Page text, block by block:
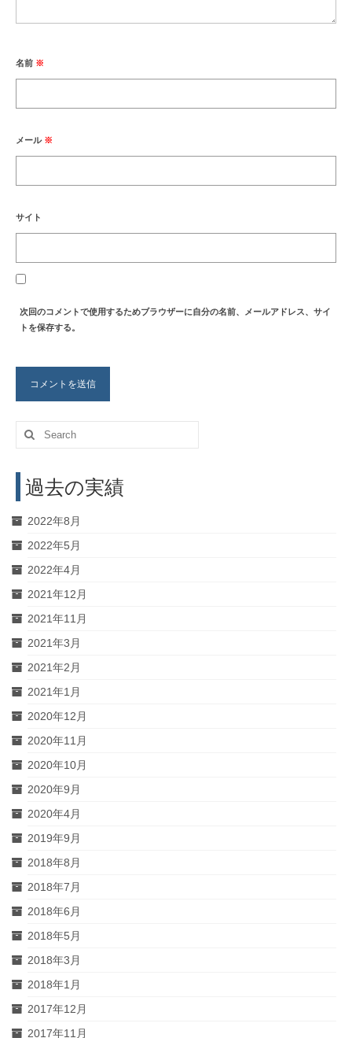
名前 ※
メール ※
サイト
次回のコメントで使用するためブラウザーに自分の名前、メールアドレス、サイ
トを保存する。
Search
for:
過去の実績
2022年8月
2022年5月
2022年4月
2021年12月
2021年11月
2021年3月
2021年2月
2021年1月
2020年12月
2020年11月
2020年10月
2020年9月
2020年4月
2019年9月
2018年8月
2018年7月
2018年6月
2018年5月
2018年3月
2018年1月
2017年12月
2017年11月